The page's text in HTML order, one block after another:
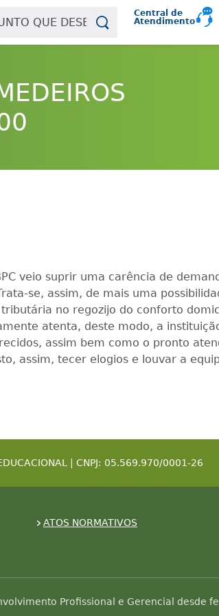
Central de
Atendimento
veio suprir uma carência de
se, assim, de mais uma
no regozijo do conforto
atenta, deste modo, a
assim bem como o pronto
assim, tecer elogios e louvar a
| CNPJ: 05.569.970/0001-26
ATOS NORMATIVOS
Profissional e Gerencial desde